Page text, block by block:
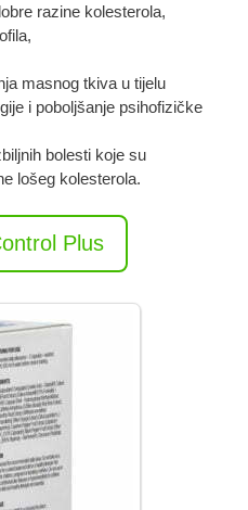
razine kolesterola,
masnog tkiva u tijelu
i poboljšanje psihofizičke
bolesti koje su
lošeg kolesterola.
Plus